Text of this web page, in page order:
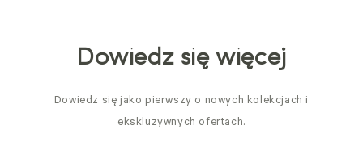
Dowiedz się więcej
Dowiedz się jako pierwszy o nowych kolekcjach i
ekskluzywnych ofertach.